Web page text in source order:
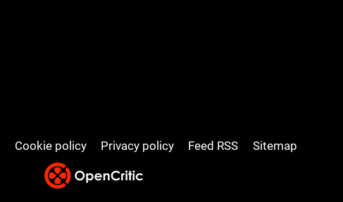
Cookie policy Privacy policy Feed RSS Sitemap